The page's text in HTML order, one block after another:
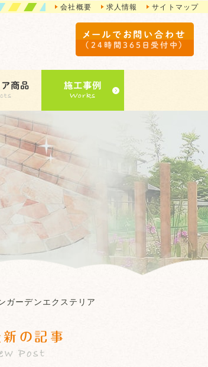
会社概要 求人情報 サイトマップ
メールでお問い合わせ
（24時間365日受付中）
ア商品 施工事例
ガーデンエクステリア
の記事
Post